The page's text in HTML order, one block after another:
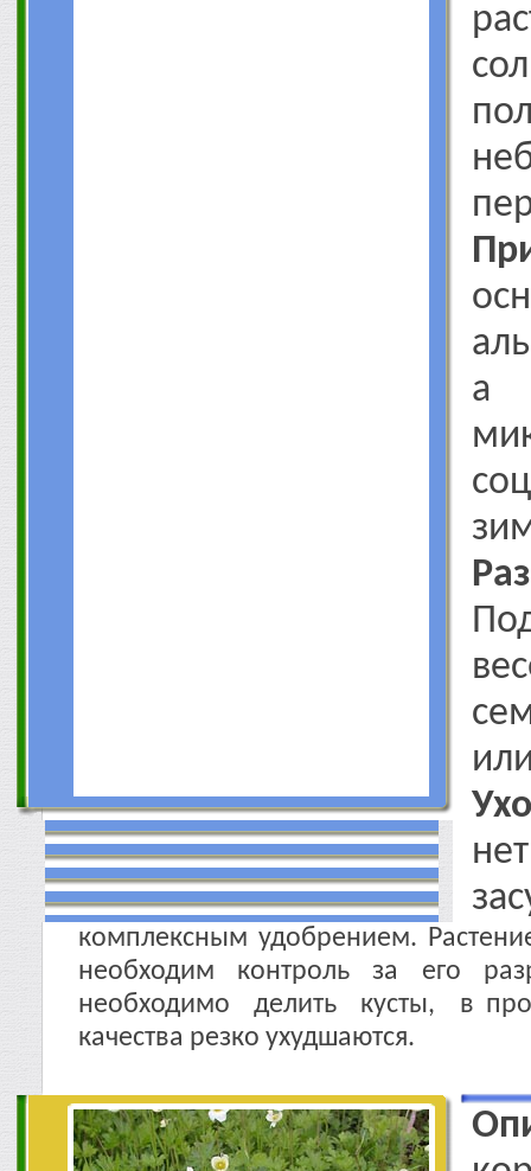
комплексным удобрением.
необходим контроль за его
необходимо делить кусты, в
качества резко ухудшаются.